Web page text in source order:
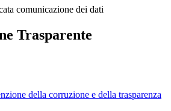
comunicazione dei dati
Trasparente
della corruzione e della trasparenza